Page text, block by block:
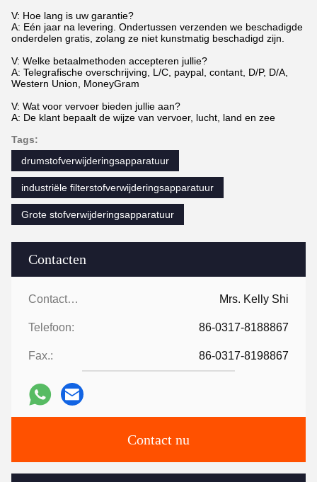
Contacten
Contacten: Mrs. Kelly Shi
Telefoon: 86-0317-8188867
Fax.: 86-0317-8198867
Contact nu
V: Hoe lang is uw garantie?
A: Eén jaar na levering. Ondertussen verzenden we beschadigde
onderdelen gratis, zolang ze niet kunstmatig beschadigd zijn.
V: Welke betaalmethoden accepteren jullie?
A: Telegrafische overschrijving, L/C, paypal, contant, D/P, D/A,
Western Union, MoneyGram
V: Wat voor vervoer bieden jullie aan?
A: De klant bepaalt de wijze van vervoer, lucht, land en zee
Tags:
drumstofverwijderingsapparatuur
industriële filterstofverwijderingsapparatuur
Grote stofverwijderingsapparatuur